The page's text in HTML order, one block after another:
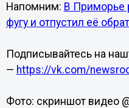
Напомним: В Приморье
фугу и отпустил её
Подписывайтесь на
— https://vk.com/
Фото: скриншот видео